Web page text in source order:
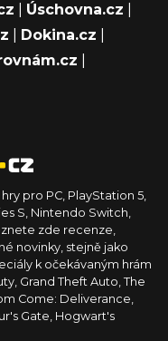
Úschovna.cz
Dokina.cz
pro PC, PlayStation 5,
S, Nintendo Switch,
zde recenze,
novinky, stejně jako
k očekávaným hrám
Grand Theft Auto, The
Come: Deliverance,
Gate, Hogwart's